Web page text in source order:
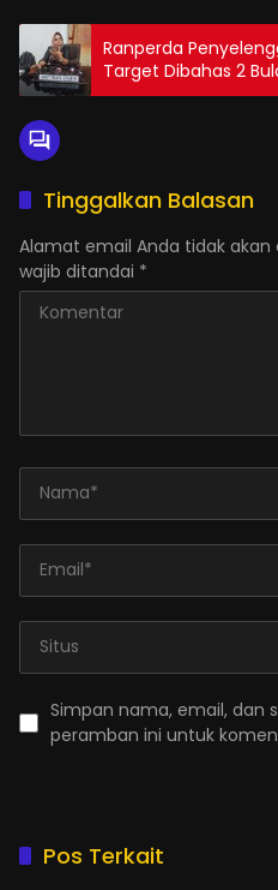
Ranperda
Target Dibahas 2
Tinggalkan Balasan
Alamat email Anda tidak akan
wajib ditandai *
Simpan nama, email, dan
peramban ini untuk
Pos Terkait